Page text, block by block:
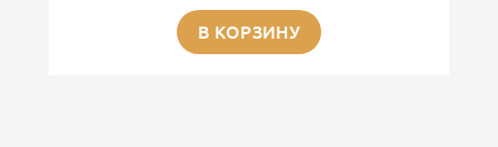
В КОРЗИНУ